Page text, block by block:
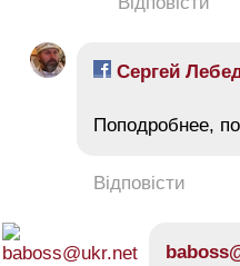
Сергей
Поподробнее,
Відповісти